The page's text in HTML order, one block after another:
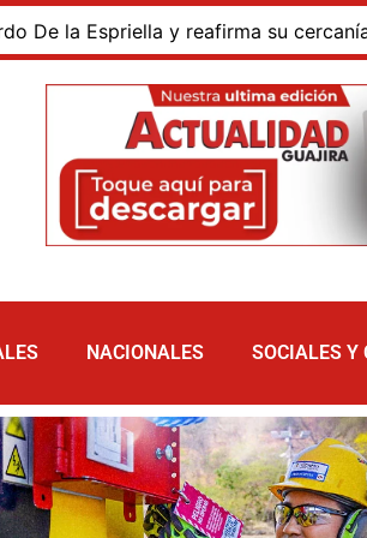
y reafirma su cercanía con
NACIONALES SOCIALES Y